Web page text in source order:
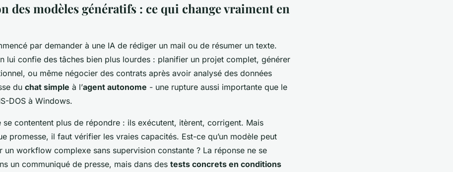
des modèles génératifs : ce qui change vraiment en
par demander à une IA de rédiger un mail ou de résumer un texte.
lui confie des tâches bien plus lourdes : planifier un projet complet, générer
ou même négocier des contrats après avoir analysé des données
du chat simple à l’agent autonome - une rupture aussi importante que le
DOS à Windows.
se contentent plus de répondre : ils exécutent, itèrent, corrigent. Mais
promesse, il faut vérifier les vraies capacités. Est-ce qu’un modèle peut
un workflow complexe sans supervision constante ? La réponse ne se
un communiqué de presse, mais dans des tests concrets en conditions